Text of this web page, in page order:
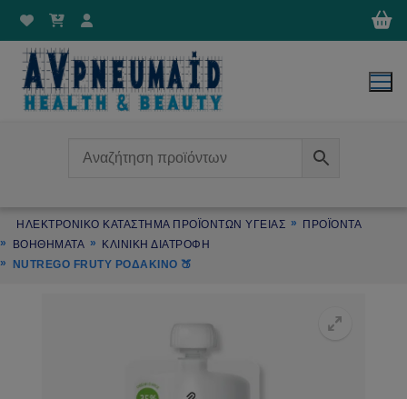
Μετάβαση
περιεχόμενο
ΗΛΕΚΤΡΟΝΙΚΌ ΚΑΤΆΣΤΗΜΑ ΠΡΟΪΌΝΤΩΝ ΥΓΕΊΑΣ
ΠΡΟΪΌΝΤΑ
ΒΟΗΘΗΜΑΤΑ
ΚΛΙΝΙΚΗ ΔΙΑΤΡΟΦΗ
NUTREGO FRUTY ΡΟΔΆΚΙΝΟ 🍑